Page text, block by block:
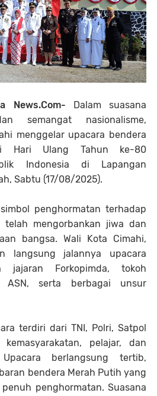
News.Com- Dalam suasana
semangat nasionalisme,
menggelar upacara bendera
Hari Ulang Tahun ke-80
Indonesia di Lapangan
Sabtu (17/08/2025).
penghormatan terhadap
mengorbankan jiwa dan
bangsa. Wali Kota Cimahi,
langsung jalannya upacara
Forkopimda, tokoh
ASN, serta berbagai unsur
terdiri dari TNI, Polri, Satpol
pelajar, dan
berlangsung tertib,
bendera Merah Putih yang
penghormatan. Suasana